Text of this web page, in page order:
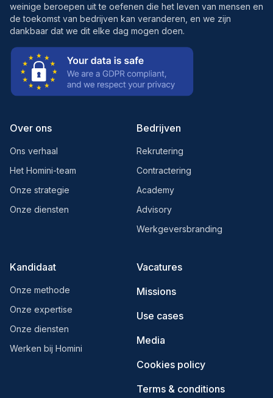
weinige beroepen uit te oefenen die het leven van mensen en
de toekomst van bedrijven kan veranderen, en we zijn
dankbaar dat we dit elke dag mogen doen.
Over ons
Ons verhaal
Het Homini-team
Onze strategie
Onze diensten
Bedrijven
Rekrutering
Contractering
Academy
Advisory
Werkgeversbranding
Kandidaat
Onze methode
Onze expertise
Onze diensten
Werken bij Homini
Vacatures
Missions
Use cases
Media
Cookies policy
Terms & conditions